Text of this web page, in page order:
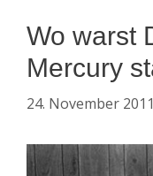
Wo warst
Mercury
24. November 2011